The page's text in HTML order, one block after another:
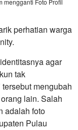
mengganti Foto Profil
perhatian warga
agar
tak
tersebut mengubah
lain. Salah
adalah foto
Pulau